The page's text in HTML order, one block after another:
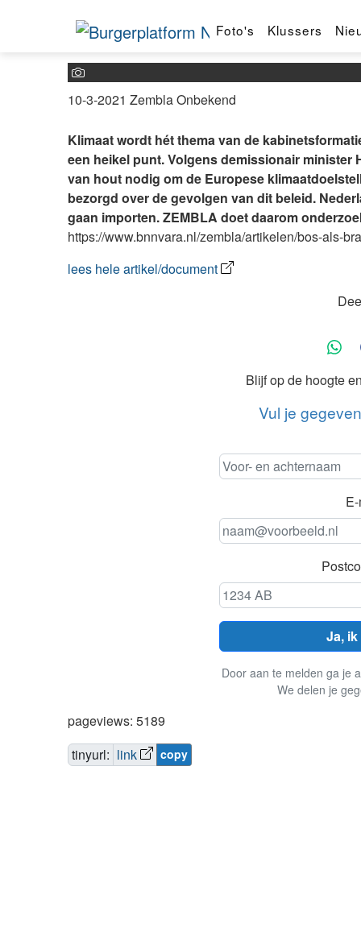
Foto's Klussers
Zembla: Bos als
10-3-2021 ZemblaOnbekend
Klimaat wordt hét thema van de
een heikel punt. Volgens demissionair
van hout nodig om de Europese
bezorgd over de gevolgen van dit beleid.
gaan importen. ZEMBLA doet daarom
https://www.bnnvara.nl/zembla/artikelen/bos-als-
lees hele artikel/document
Blijf op de hoogte
Vul je
Ja,
Door aan te melden ga je
We delen je
pageviews: 5189
tinyurl: link copy